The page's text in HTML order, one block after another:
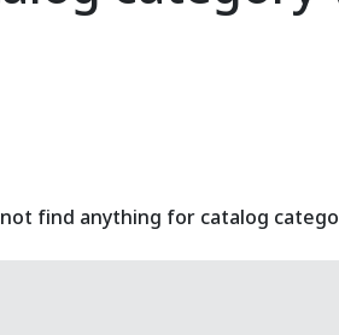
find anything for catalog